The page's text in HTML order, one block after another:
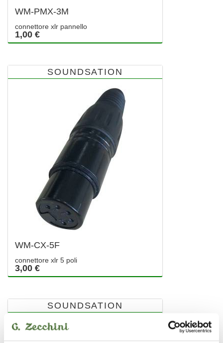
WM-PMX-3M
connettore xlr pannello
1,00 €
SOUNDSATION
WM-CX-5F
connettore xlr 5 poli
3,00 €
SOUNDSATION